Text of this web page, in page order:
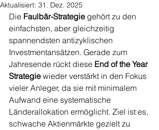
Aktualisiert: 31. Dez. 2025
Die Faulbär-Strategie gehört zu den
einfachsten, aber gleichzeitig
spannendsten antizyklischen
Investmentansätzen. Gerade zum
Jahresende rückt diese End of the Year
Strategie wieder verstärkt in den Fokus
vieler Anleger, da sie mit minimalem
Aufwand eine systematische
Länderallokation ermöglicht. Ziel ist es,
schwache Aktienmärkte gezielt zu